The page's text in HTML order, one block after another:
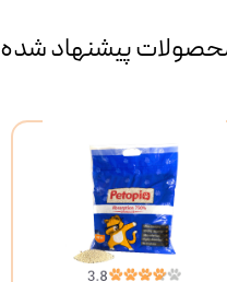
پیشنهاد شده